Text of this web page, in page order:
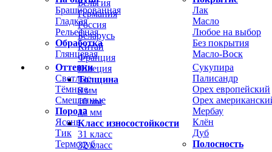
Брашированная
Гладкая
Рельефная
Обработка
Глянцевая
Лак
Масло
Любое на выбор
Без покрытия
Масло-Воск
Оттенки
Светлые
Тёмные
Смешанные
Порода
Ясень
Тик
Термодуб
Сукупира
Палисандр
Орех европейский
Орех
Мербау
Клён
Дуб
Полосность
Бельгия
Германия
Россия
Беларусь
Китай
Франция
Швеция
Толщина
8 мм
10 мм
12 мм
Класс износостойкости
31 класс
32 класс